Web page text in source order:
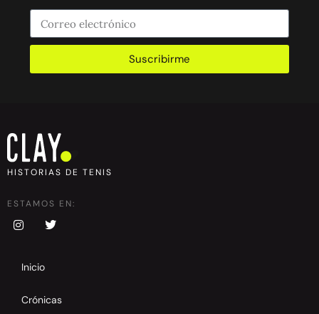
Suscribirme
HISTORIAS DE TENIS
ESTAMOS EN:
Inicio
Crónicas